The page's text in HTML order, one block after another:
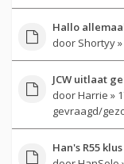
Hallo
door Shortyy»
JCW uitlaat
doorHarrie »
gevraagd/
Han's R55